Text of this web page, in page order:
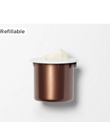
Refillable